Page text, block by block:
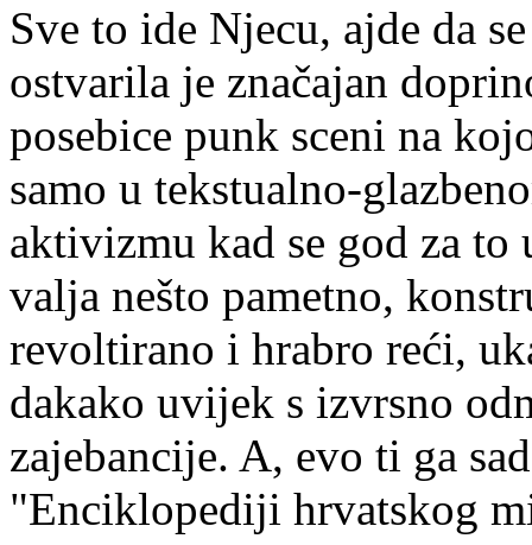
Sve to ide Njecu, ajde da
ostvarila je značajan
posebice punk sceni na
samo u tekstualno-
aktivizmu kad se god za to
valja nešto pametno,
revoltirano i hrabro reći,
dakako uvijek s izvrsno
zajebancije. A, evo ti ga
"Enciklopediji hrvatskog